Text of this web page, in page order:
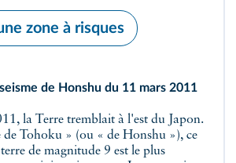
zone à risques
de Honshu du 11 mars 2011
la Terre tremblait à l'est du Japon.
de Tohoku » (ou « de Honshu »), ce
de magnitude 9 est le plus